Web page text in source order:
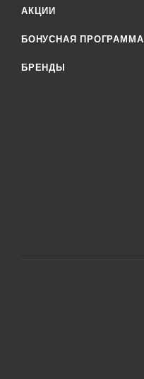
АКЦИИ
БОНУСНАЯ ПРОГРАММА
БРЕНДЫ